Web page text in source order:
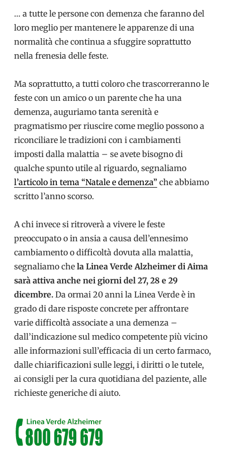
… a tutte le persone con demenza che faranno del
loro meglio per mantenere le apparenze di una
normalità che continua a sfuggire soprattutto
nella frenesia delle feste.
Ma soprattutto, a tutti coloro che trascorreranno le
feste con un amico o un parente che ha una
demenza, auguriamo tanta serenità e
pragmatismo per riuscire come meglio possono a
riconciliare le tradizioni con i cambiamenti
imposti dalla malattia – se avete bisogno di
qualche spunto utile al riguardo, segnaliamo
l’articolo in tema “Natale e demenza” che abbiamo
scritto l’anno scorso.
A chi invece si ritroverà a vivere le feste
preoccupato o in ansia a causa dell’ennesimo
cambiamento o difficoltà dovuta alla malattia,
segnaliamo che la Linea Verde Alzheimer di Aima
sarà attiva anche nei giorni del 27, 28 e 29
dicembre. Da ormai 20 anni la Linea Verde è in
grado di dare risposte concrete per affrontare
varie difficoltà associate a una demenza –
dall’indicazione sul medico competente più vicino
alle informazioni sull’efficacia di un certo farmaco,
dalle chiarificazioni sulle leggi, i diritti o le tutele,
ai consigli per la cura quotidiana del paziente, alle
richieste generiche di aiuto.